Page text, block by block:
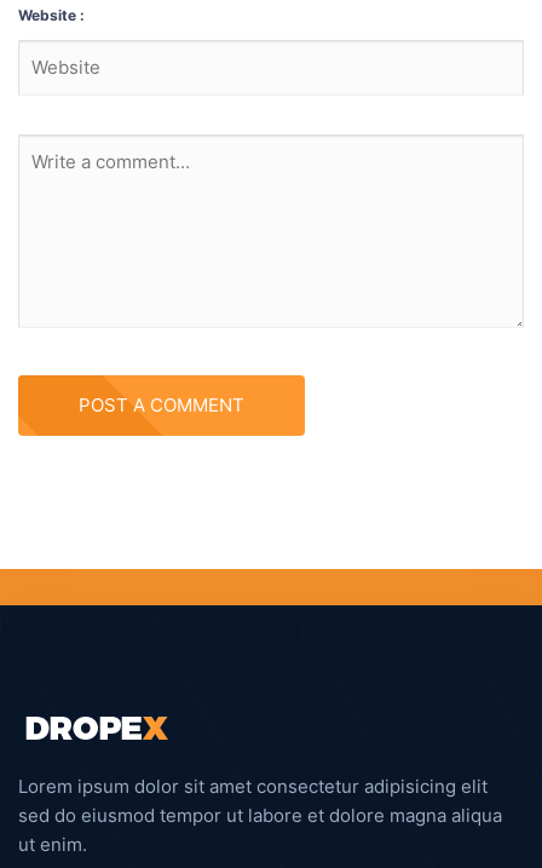
Website :
POST A COMMENT
Lorem ipsum dolor sit amet consectetur adipisicing elit
sed do eiusmod tempor ut labore et dolore magna aliqua
ut enim.